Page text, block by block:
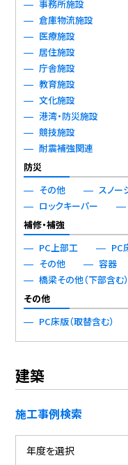
事務所施設
倉庫物流施設
医療施設
居住施設
庁舎施設
教育施設
文化施設
港湾・防災施設
競技施設
耐震補強関連
防災
その他
スノー
ロックキーパー
補修・補強
PC上部工
PC
その他
容器
橋梁その他（下部含む）
その他
PC床版（取替含む）
建築
施工事例検索